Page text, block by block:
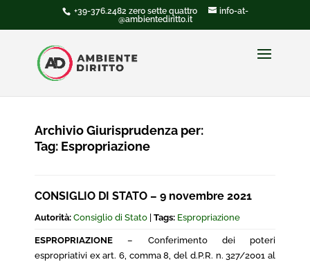
+39-376.2482 zero sette quattro
info-at-
@ambientediritto.it
Archivio Giurisprudenza per:
Tag: Espropriazione
CONSIGLIO DI STATO – 9 novembre 2021
Autorità: Consiglio di Stato Tags: Espropriazione
ESPROPRIAZIONE – Conferimento dei poteri
espropriativi ex art. 6, comma 8, del d.P.R. n. 327/2001 al